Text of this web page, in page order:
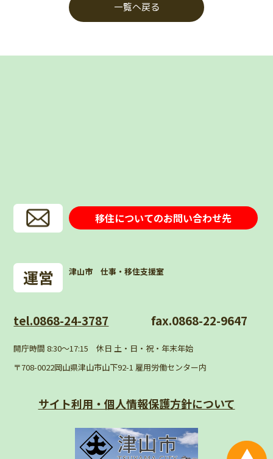
一覧へ戻る
移住についてのお問い合わせ先
津山市 仕事・移住支援室
tel.0868-24-3787 fax.0868-22-9647
開庁時間 8:30〜17:15 休日 土・日・祝・年末年始
〒708-0022岡山県津山市山下92-1 雇用労働センター内
サイト利用・個人情報保護方針について